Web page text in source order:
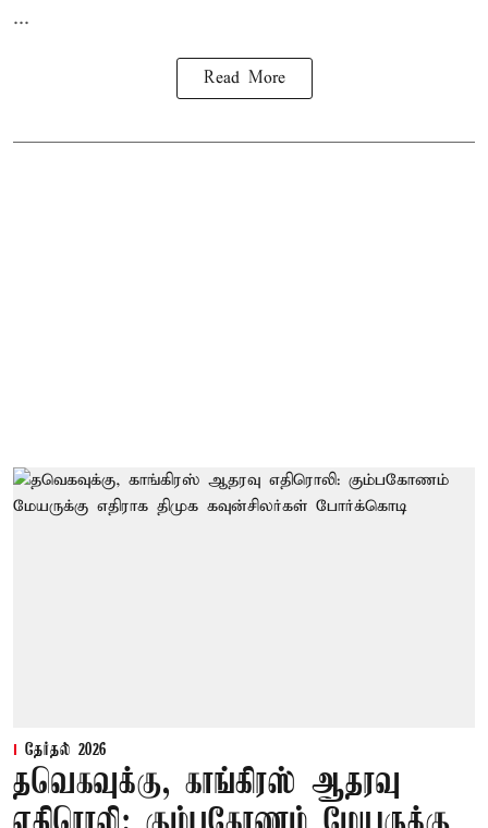
...
Read More
தேர்தல் 2026
தவெகவுக்கு, காங்கிரஸ் ஆதரவு